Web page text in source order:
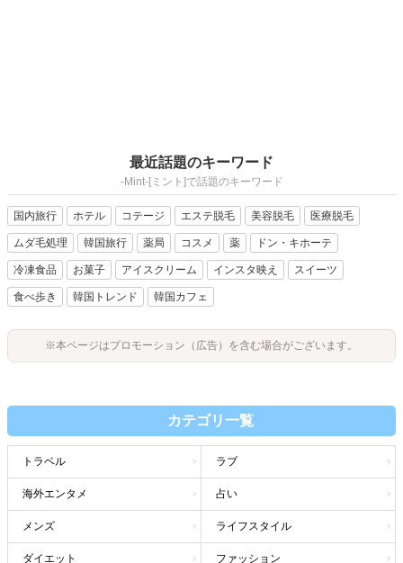
最近話題のキーワード
-Mint-[ミント]で話題のキーワード
国内旅行 ホテル コテージ エステ脱毛 美容脱毛 医療脱毛
ムダ毛処理 韓国旅行 薬局 コスメ 薬 ドン・キホーテ
冷凍食品 お菓子 アイスクリーム インスタ映え スイーツ
食べ歩き 韓国トレンド 韓国カフェ
※本ページはプロモーション（広告）を含む場合がございます。
カテゴリ一覧
トラベル ラブ
海外エンタメ 占い
メンズ ライフスタイル
ダイエット ファッション